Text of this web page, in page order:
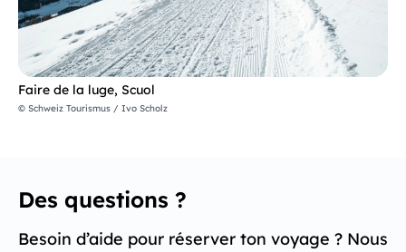
Faire de la luge, Scuol
© Schweiz Tourismus / Ivo Scholz
Des questions ?
Besoin d’aide pour réserver ton voyage ? Nous